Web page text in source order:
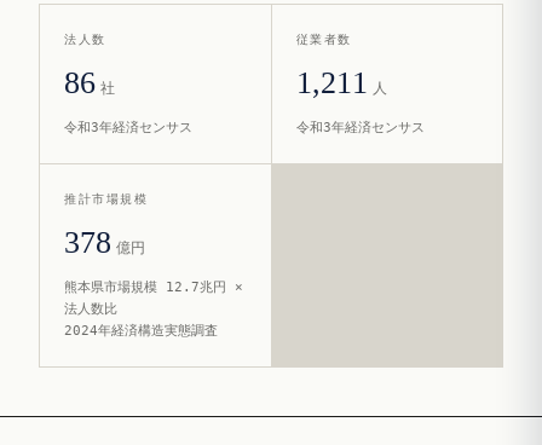
法人数
86 社
令和3年経済センサス
従業者数
1,211 人
令和3年経済センサス
推計市場規模
378 億円
熊本県市場規模 12.7兆円 ×
法人数比
2024年経済構造実態調査